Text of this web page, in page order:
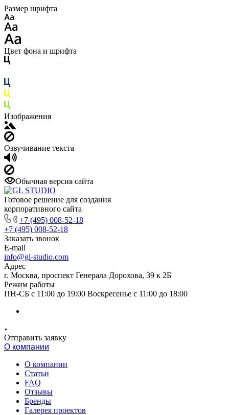
Размер шрифта
Цвет фона и шрифта
Изображения
Озвучивание текста
Обычная версия сайта
Готовое решение для создания
корпоративного сайта
+7 (495) 008-52-18
+7 (495) 008-52-18
Заказать звонок
E-mail
info@gl-studio.com
Адрес
г. Москва, проспект Генерала Дорохова, 39 к 2Б
Режим работы
ПН-СБ с 11:00 до 19:00 Воскресенье с 11:00 до 18:00
Отправить заявку
О компании
О компании
Статьи
FAQ
Отзывы
Бренды
Галерея проектов